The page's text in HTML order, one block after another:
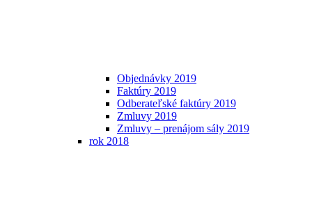
Objednávky 2019
Faktúry 2019
Odberateľské faktúry 2019
Zmluvy 2019
Zmluvy – prenájom sály 2019
rok 2018